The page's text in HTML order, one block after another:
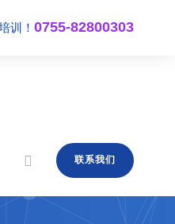
训！ 0755-82800303
联系我们